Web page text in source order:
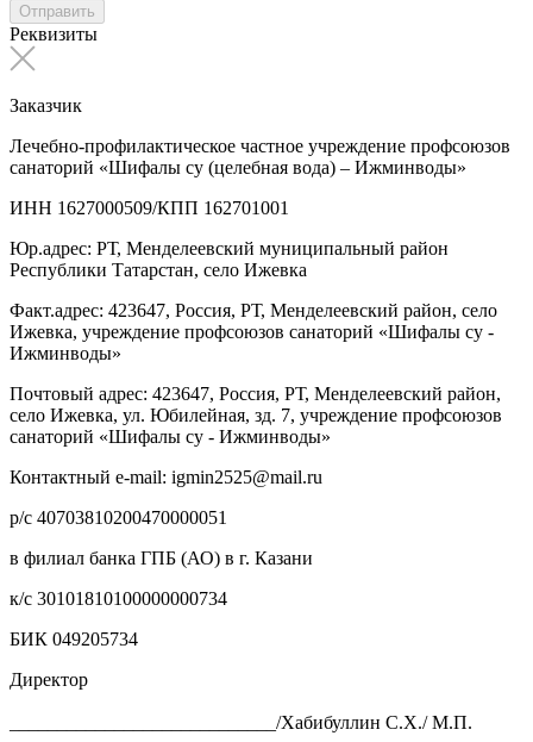
Отправить
Реквизиты
Заказчик
Лечебно-профилактическое частное учреждение профсоюзов
санаторий «Шифалы су (целебная вода) – Ижминводы»
ИНН 1627000509/КПП 162701001
Юр.адрес: РТ, Менделеевский муниципальный район
Республики Татарстан, село Ижевка
Факт.адрес: 423647, Россия, РТ, Менделеевский район, село
Ижевка, учреждение профсоюзов санаторий «Шифалы су -
Ижминводы»
Почтовый адрес: 423647, Россия, РТ, Менделеевский район,
село Ижевка, ул. Юбилейная, зд. 7, учреждение профсоюзов
санаторий «Шифалы су - Ижминводы»
Контактный e-mail: igmin2525@mail.ru
р/с 40703810200470000051
в филиал банка ГПБ (АО) в г. Казани
к/с 30101810100000000734
БИК 049205734
Директор
____________________________/Хабибуллин С.Х./ М.П.